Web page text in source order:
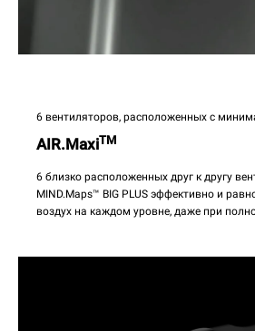
6 вентиляторов, расположенных с
AIR.MaxiTM
6 близко расположенных друг к другу
MIND.Maps™ BIG PLUS эффективно и
воздух на каждом уровне, даже при